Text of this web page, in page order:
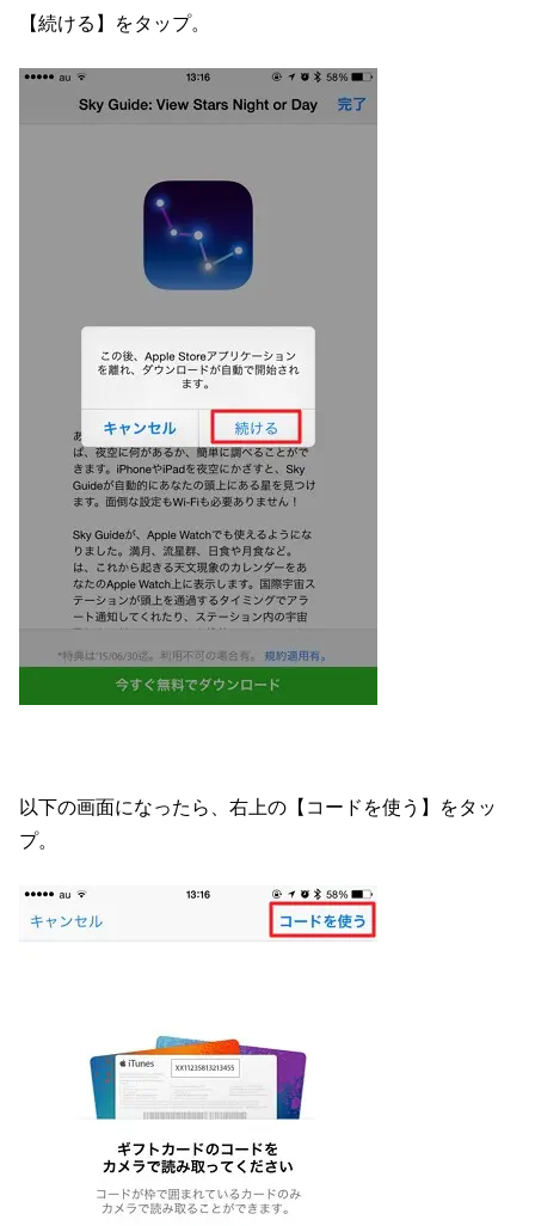
【続ける】をタップ。
以下の画面になったら、右上の【コードを使う】をタッ
プ。